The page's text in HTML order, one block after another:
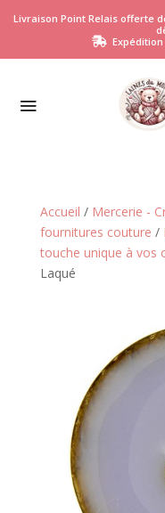
Livraison Point Relais offerte

Accueil / Mercerie -
fournitures couture /
touche unique à vos
Laqué